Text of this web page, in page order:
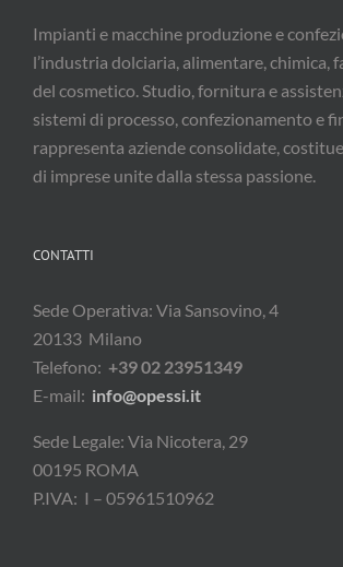
Impianti e macchine produzione e
l’industria dolciaria, alimentare, chimica,
del cosmetico. Studio, fornitura e
sistemi di processo, confezionamento e
rappresenta aziende consolidate,
di imprese unite dalla stessa passione.
CONTATTI
Sede Operativa: Via Sansovino, 4
20133 Milano
Telefono: +39 02 23951349
E-mail: info@opessi.it
Sede Legale: Via Nicotera, 29
00195 ROMA
P.IVA: I – 05961510962